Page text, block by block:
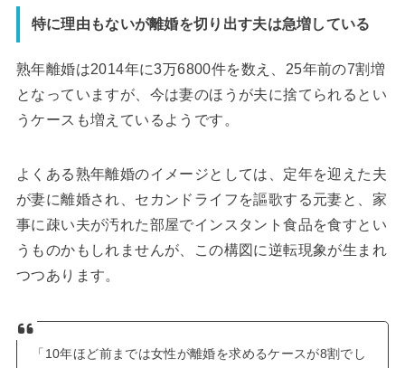
特に理由もないが離婚を切り出す夫は急増している
熟年離婚は2014年に3万6800件を数え、25年前の7割増
となっていますが、今は妻のほうが夫に捨てられるとい
うケースも増えているようです。
よくある熟年離婚のイメージとしては、定年を迎えた夫
が妻に離婚され、セカンドライフを謳歌する元妻と、家
事に疎い夫が汚れた部屋でインスタント食品を食すとい
うものかもしれませんが、この構図に逆転現象が生まれ
つつあります。
「10年ほど前までは女性が離婚を求めるケースが8割でし